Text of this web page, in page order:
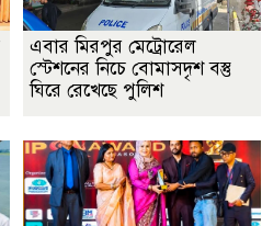
এবার মিরপুর মেট্রোরেল
স্টেশনের নিচে বোমাসদৃশ বস্তু
ঘিরে রেখেছে পুলিশ